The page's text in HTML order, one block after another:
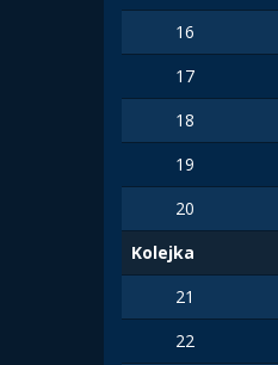
16
17
18
19
20
Kolejka
21
22